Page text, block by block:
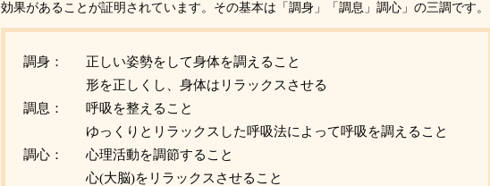
効果があることが証明されています。その基本は「調身」「調息」調心」の三調です。
調身：
正しい姿勢をして身体を調えること
形を正しくし、身体はリラックスさせる
調息：
呼吸を整えること
ゆっくりとリラックスした呼吸法によって呼吸を調えること
調心：
心理活動を調節すること
心(大脳)をリラックスさせること